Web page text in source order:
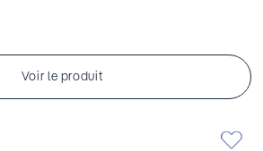
Voir le produit